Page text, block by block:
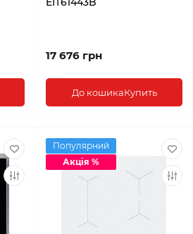
17 676 грн
До кошикаКупить
Популярний
Акція %